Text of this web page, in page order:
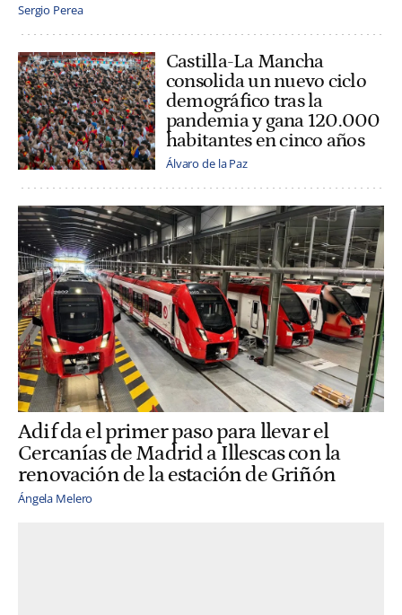
Sergio Perea
Castilla-La Mancha
consolida un nuevo ciclo
demográfico tras la
pandemia y gana 120.000
habitantes en cinco años
Álvaro de la Paz
Adif da el primer paso para llevar el
Cercanías de Madrid a Illescas con la
renovación de la estación de Griñón
Ángela Melero